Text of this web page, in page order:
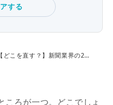
する
【どこを直す？】新聞業界の20年
ころが一つ。どこでしょ